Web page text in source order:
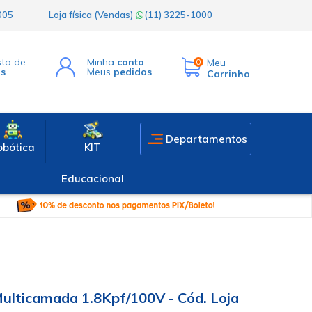
Loja física (Vendas) (11) 3225-1000
de Minha conta
Meus pedidos
0
Meu
Carrinho
KIT
Educacional
Departamentos
1.8Kpf/100V - Cód. Loja